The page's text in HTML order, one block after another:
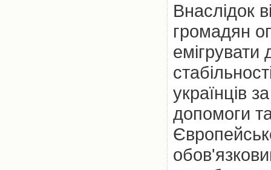
Внаслідок
громадян
емігрувати
українців
допомоги